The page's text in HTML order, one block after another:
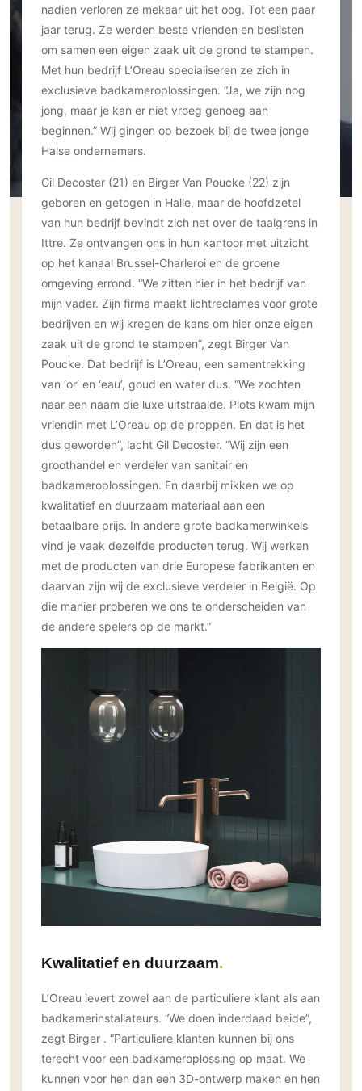
Woondecoratie
Inrichting
Roomdividers
Meubels
Verlichting
Glas
Interieurbouw
Trappen
Keuken
Keukens
Keukenapparatuur
Keukenaccessoires
Keukenkranen
Ramen en deuren
Binnendeuren
Aluminium deuren
Houten deuren
Deurbeslag
Raambeslag
Meubelbeslag
Beton Ciré vloeren
Natuursteen en keramiek vloeren
Vloerkleden
Afwerking
Natuursteen en keramiek
Leer
Schilderwerk
Stucwerk
Spuitwerk
Ramen
Buitendeuren
Deursystemen
Glazen wandsystemen
Garagedeuren
Zonwering
Buitenshutters
Overig
3D visualisaties
Gevel
Gevelbekleding
Gevelstenen
Houten gevelbekleding
Schilderwerk buiten
Tuinmeubelen
Tuinverlichting
Omheining
Zwemmen
Tuin wellness
Houten buitenvloeren
Natuursteen en keramiek
buitenvloeren
Zonwering buiten
Kinderkamer
Serre/Veranda
Thuisbioscoop
Toilet
Wellness
Werkkamer
Wijnkelder
Woonkamer
Buitenkijken
Bijgebouw / Poolhouse
Terrasoverkapping
Zwembad
Horeca
Kantoor
nadien verloren ze mekaar uit het oog. Tot een paar
jaar terug. Ze werden beste vrienden en beslisten
om samen een eigen zaak uit de grond te stampen.
Met hun bedrijf L’Oreau specialiseren ze zich in
exclusieve badkameroplossingen. “Ja, we zijn nog
jong, maar je kan er niet vroeg genoeg aan
beginnen.” Wij gingen op bezoek bij de twee jonge
Halse ondernemers.
Gil Decoster (21) en Birger Van Poucke (22) zijn
geboren en getogen in Halle, maar de hoofdzetel
van hun bedrijf bevindt zich net over de taalgrens in
Ittre. Ze ontvangen ons in hun kantoor met uitzicht
op het kanaal Brussel-Charleroi en de groene
omgeving errond. “We zitten hier in het bedrijf van
mijn vader. Zijn firma maakt lichtreclames voor grote
bedrijven en wij kregen de kans om hier onze eigen
zaak uit de grond te stampen”, zegt Birger Van
Poucke. Dat bedrijf is L’Oreau, een samentrekking
van ‘or’ en ‘eau’, goud en water dus. “We zochten
naar een naam die luxe uitstraalde. Plots kwam mijn
vriendin met L’Oreau op de proppen. En dat is het
dus geworden”, lacht Gil Decoster. “Wij zijn een
groothandel en verdeler van sanitair en
badkameroplossingen. En daarbij mikken we op
kwalitatief en duurzaam materiaal aan een
betaalbare prijs. In andere grote badkamerwinkels
vind je vaak dezelfde producten terug. Wij werken
met de producten van drie Europese fabrikanten en
daarvan zijn wij de exclusieve verdeler in België. Op
die manier proberen we ons te onderscheiden van
de andere spelers op de markt.”
Kwalitatief en duurzaam
L’Oreau levert zowel aan de particuliere klant als aan
badkamerinstallateurs. “We doen inderdaad beide”,
zegt Birger . “Particuliere klanten kunnen bij ons
terecht voor een badkameroplossing op maat. We
kunnen voor hen dan een 3D-ontwerp maken en hen